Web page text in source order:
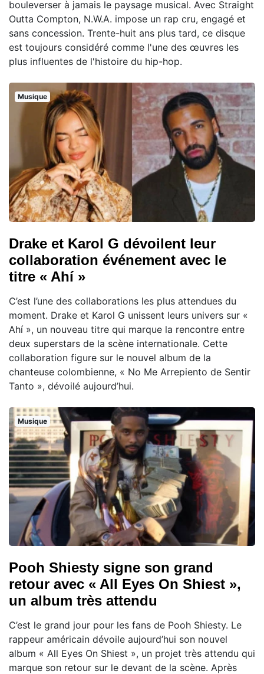
bouleverser à jamais le paysage musical. Avec Straight
Outta Compton, N.W.A. impose un rap cru, engagé et
sans concession. Trente-huit ans plus tard, ce disque
est toujours considéré comme l'une des œuvres les
plus influentes de l'histoire du hip-hop.
Musique
Drake et Karol G dévoilent leur
collaboration événement avec le
titre « Ahí »
C’est l’une des collaborations les plus attendues du
moment. Drake et Karol G unissent leurs univers sur «
Ahí », un nouveau titre qui marque la rencontre entre
deux superstars de la scène internationale. Cette
collaboration figure sur le nouvel album de la
chanteuse colombienne, « No Me Arrepiento de Sentir
Tanto », dévoilé aujourd’hui.
Musique
Pooh Shiesty signe son grand
retour avec « All Eyes On Shiest »,
un album très attendu
C’est le grand jour pour les fans de Pooh Shiesty. Le
rappeur américain dévoile aujourd’hui son nouvel
album « All Eyes On Shiest », un projet très attendu qui
marque son retour sur le devant de la scène. Après